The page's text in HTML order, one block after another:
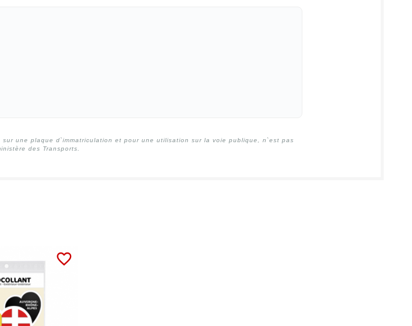
une plaque d`immatriculation et pour une utilisation sur la voie publique, n`est pas
des Transports.
favorite_border